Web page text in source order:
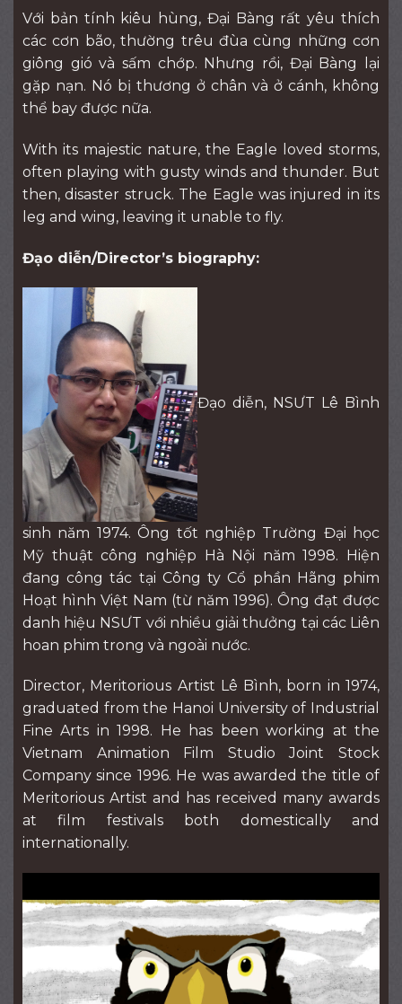
Với bản tính kiêu hùng, Đại Bàng rất yêu thích
các cơn bão, thường trêu đùa cùng những cơn
giông gió và sấm chớp. Nhưng rồi, Đại Bàng lại
gặp nạn. Nó bị thương ở chân và ở cánh, không
thể bay được nữa.
With its majestic nature, the Eagle loved storms,
often playing with gusty winds and thunder. But
then, disaster struck. The Eagle was injured in its
leg and wing, leaving it unable to fly.
Đạo diễn/Director’s biography:
Đạo diễn, NSƯT Lê Bình
sinh năm 1974. Ông tốt nghiệp Trường Đại học
Mỹ thuật công nghiệp Hà Nội năm 1998. Hiện
đang công tác tại Công ty Cổ phần Hãng phim
Hoạt hình Việt Nam (từ năm 1996). Ông đạt được
danh hiệu NSƯT với nhiều giải thưởng tại các Liên
hoan phim trong và ngoài nước.
Director, Meritorious Artist Lê Bình, born in 1974,
graduated from the Hanoi University of Industrial
Fine Arts in 1998. He has been working at the
Vietnam Animation Film Studio Joint Stock
Company since 1996. He was awarded the title of
Meritorious Artist and has received many awards
at film festivals both domestically and
internationally.